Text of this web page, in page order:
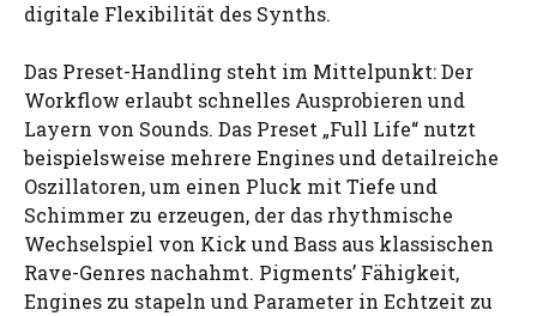
digitale Flexibilität des Synths.
Das Preset-Handling steht im Mittelpunkt: Der
Workflow erlaubt schnelles Ausprobieren und
Layern von Sounds. Das Preset „Full Life“ nutzt
beispielsweise mehrere Engines und detailreiche
Oszillatoren, um einen Pluck mit Tiefe und
Schimmer zu erzeugen, der das rhythmische
Wechselspiel von Kick und Bass aus klassischen
Rave-Genres nachahmt. Pigments’ Fähigkeit,
Engines zu stapeln und Parameter in Echtzeit zu